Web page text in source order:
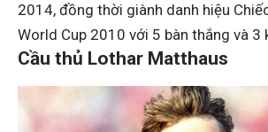
2014, đồng thời giành danh hiệu
World Cup 2010 với 5 bàn thắng và 3
Cầu thủ Lothar Matthaus